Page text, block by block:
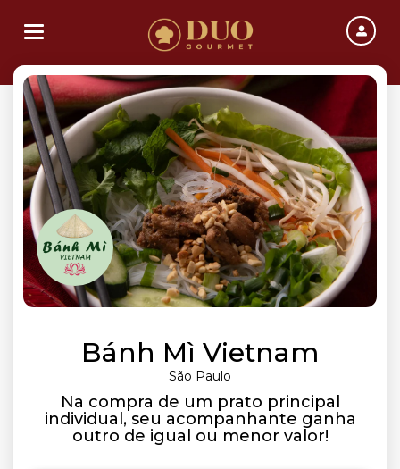
Toggle navigation
Bánh Mì Vietnam
São Paulo
Na compra de um prato principal
individual, seu acompanhante ganha
outro de igual ou menor valor!